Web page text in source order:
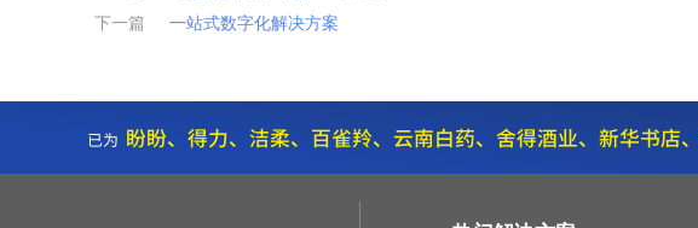
下一篇
一站式数字化解决方案